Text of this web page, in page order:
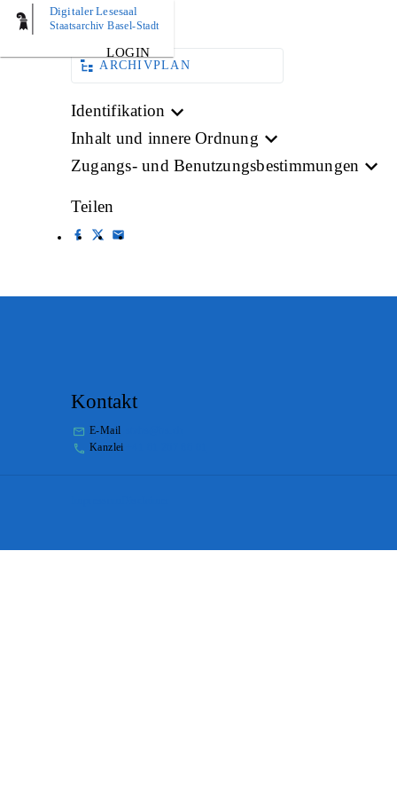
Digitaler Lesesaal
Staatsarchiv Basel-Stadt
LOGIN
BILD
ARCHIVPLAN
Identifikation
Inhalt und innere Ordnung
Zugangs- und Benutzungsbestimmungen
Teilen
Kontakt
E-Mail
Kanzlei